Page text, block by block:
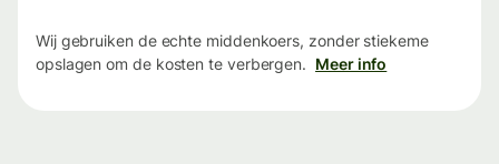
Wij gebruiken de echte middenkoers, zonder stiekeme
opslagen om de kosten te verbergen. Meer info